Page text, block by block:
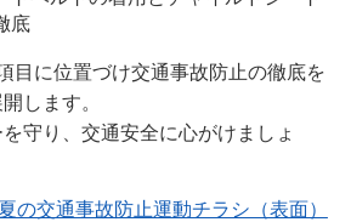
底
目に位置づけ交通事故防止の徹底を
します。
守り、交通安全に心がけましょ
の交通事故防止運動チラシ（表面）